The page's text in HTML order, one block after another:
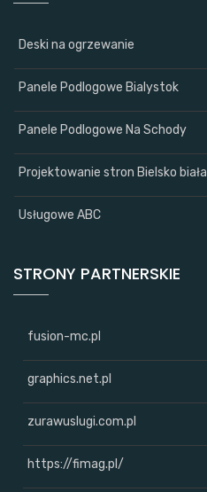
Deski na ogrzewanie
Panele Podlogowe Bialystok
Panele Podlogowe Na Schody
Projektowanie stron Bielsko biała
Usługowe ABC
STRONY PARTNERSKIE
fusion-mc.pl
graphics.net.pl
zurawuslugi.com.pl
https://fimag.pl/